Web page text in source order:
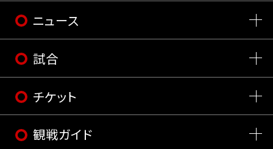
ニュース
試合
チケット
観戦ガイド